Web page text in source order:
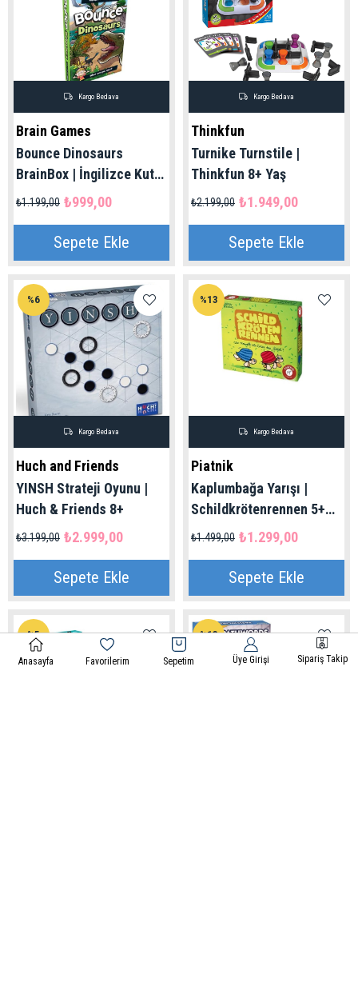
Brain Games
Bounce Dinosaurs
BrainBox | İngilizce Kutu
Oyunu 5+₺999,00
₺1.199,00
Sepete Ekle
Kargo Bedava
Thinkfun
Turnike Turnstile |
Thinkfun 8+ Yaş
₺1.949,00
₺2.199,00
Sepete Ekle
Kargo Bedava
Huch and Friends
YINSH Strateji Oyunu |
Huch & Friends 8+
₺2.999,00
₺3.199,00
Sepete Ekle
%6
Kargo Bedava
Piatnik
Kaplumbağa Yarışı |
Schildkrötenrennen 5+
Yaş
₺1.299,00
₺1.499,00
Sepete Ekle
%13
Kargo Bedava
%5 %13
Anasayfa Favorilerim Sepetim Üye Girişi Sipariş Takip